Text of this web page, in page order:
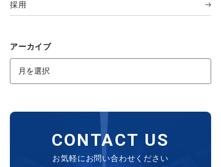
採用
アーカイブ
CONTACT US
お気軽にお問い合わせください